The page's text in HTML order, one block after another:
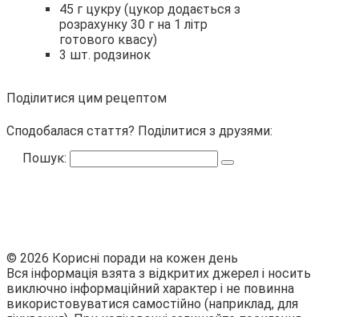
45 г цукру (цукор додається з
розрахунку 30 г на 1 літр
готового квасу)
3 шт. родзинок
Поділитися цим рецептом
Сподобалася стаття? Поділитися з друзями:
Пошук:
© 2026 Корисні поради на кожен день
Вся інформація взята з відкритих джерел і носить
виключно інформаційний характер і не повинна
використовуватися самостійно (наприклад, для